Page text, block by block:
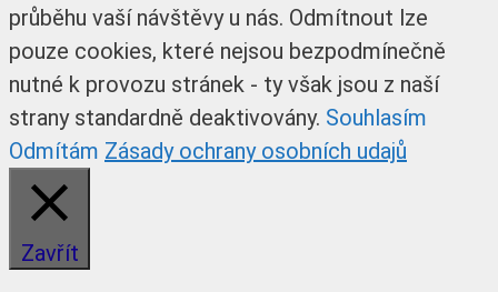
průběhu vaší návštěvy u nás. Odmítnout lze
pouze cookies, které nejsou bezpodmínečně
nutné k provozu stránek - ty však jsou z naší
strany standardně deaktivovány. Souhlasím
Odmítám Zásady ochrany osobních udajů
Zavřít